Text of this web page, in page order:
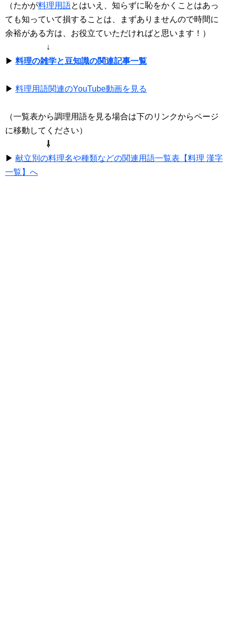
（たかが料理用語とはいえ、知らずに恥をかくことはあっ
ても知っていて損することは、まずありませんので時間に
余裕がある方は、お役立ていただければと思います！）
↓
▶ 料理の雑学と豆知識の関連記事一覧
▶ 料理用語関連のYouTube動画を見る
（一覧表から調理用語を見る場合は下のリンクからページ
に移動してください）
⇩
▶ 献立別の料理名や種類などの関連用語一覧表【料理 漢字
一覧】へ